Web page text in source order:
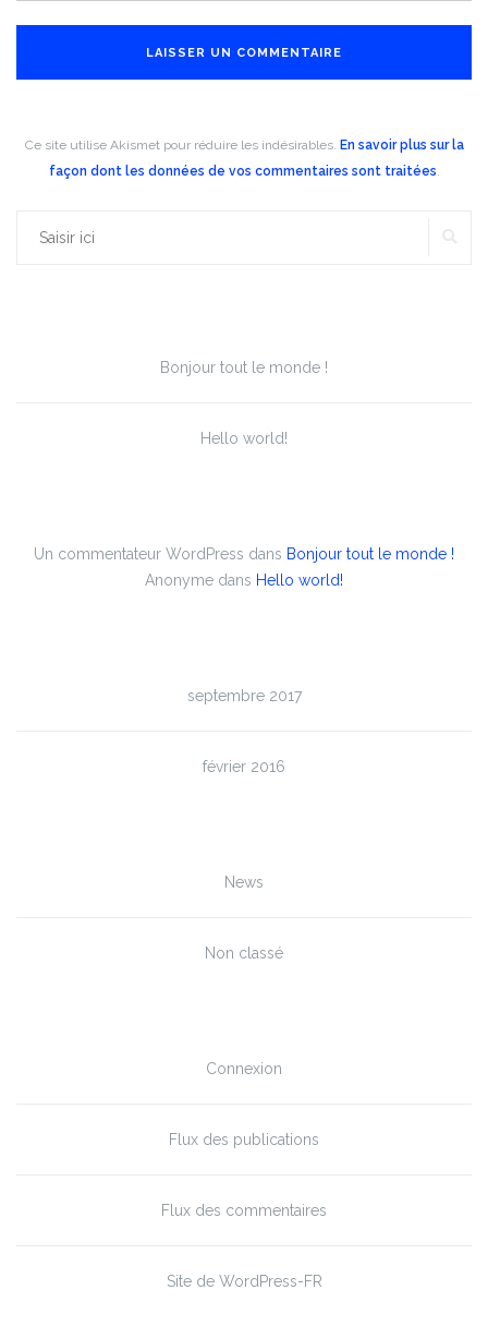
Ce site utilise Akismet pour réduire les indésirables. En savoir plus sur la
façon dont les données de vos commentaires sont traitées.
Rechercher :
Bonjour tout le monde !
Hello world!
Un commentateur WordPress dans Bonjour tout le monde !
Anonyme dans Hello world!
septembre 2017
février 2016
News
Non classé
Connexion
Flux des publications
Flux des commentaires
Site de WordPress-FR